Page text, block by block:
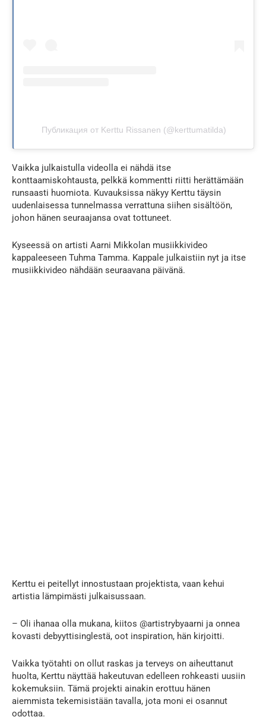
Публикация от Kerttu Rissanen (@kerttumatilda)
Vaikka julkaistulla videolla ei nähdä itse
konttaamiskohtausta, pelkkä kommentti riitti herättämään
runsaasti huomiota. Kuvauksissa näkyy Kerttu täysin
uudenlaisessa tunnelmassa verrattuna siihen sisältöön,
johon hänen seuraajansa ovat tottuneet.
Kyseessä on artisti Aarni Mikkolan musiikkivideo
kappaleeseen Tuhma Tamma. Kappale julkaistiin nyt ja itse
musiikkivideo nähdään seuraavana päivänä.
Kerttu ei peitellyt innostustaan projektista, vaan kehui
artistia lämpimästi julkaisussaan.
– Oli ihanaa olla mukana, kiitos @artistrybyaarni ja onnea
kovasti debyyttisinglestä, oot inspiration, hän kirjoitti.
Vaikka työtahti on ollut raskas ja terveys on aiheuttanut
huolta, Kerttu näyttää hakeutuvan edelleen rohkeasti uusiin
kokemuksiin. Tämä projekti ainakin erottuu hänen
aiemmista tekemisistään tavalla, jota moni ei osannut
odottaa.